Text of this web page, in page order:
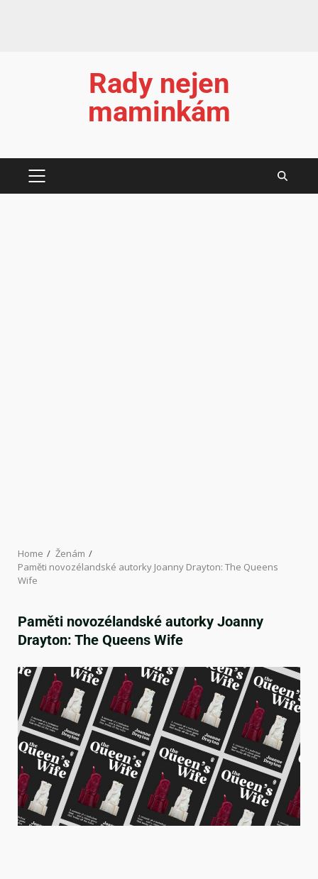
Rady nejen
maminkám
Home
Ženám
Paměti novozélandské autorky Joanny Drayton: The Queens
Wife
Paměti novozélandské autorky Joanny
Drayton: The Queens Wife